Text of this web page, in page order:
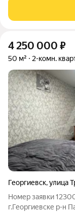
планировка,
Квартира
4 250 000 ₽
50 м² 2-комн.
Георгиевск,улица
Номер заявки
г.Георгиевске р-н